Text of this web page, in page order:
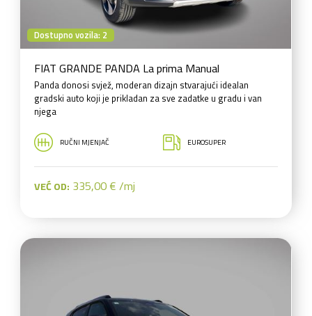
Dostupno vozila: 2
FIAT GRANDE PANDA La prima Manual
Panda donosi svjež, moderan dizajn stvarajući idealan
gradski auto koji je prikladan za sve zadatke u gradu i van
njega
RUČNI MJENJAČ EUROSUPER
VEĆ OD: 335,00 € /mj